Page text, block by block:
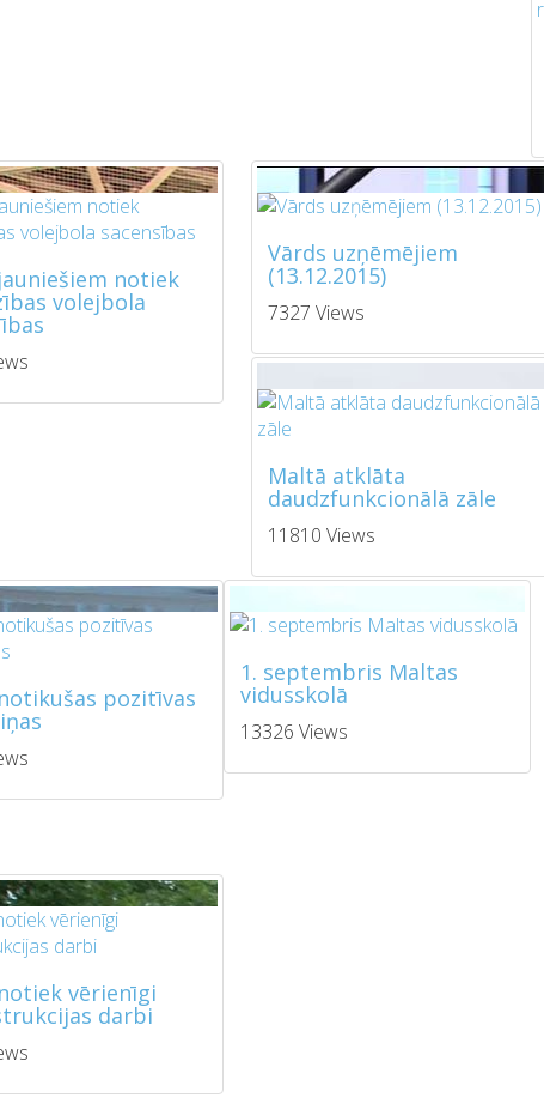
notiek
volejbola
Vārds uzņēmējiem
(13.12.2015)
7327 Views
Maltā atklāta
daudzfunkcionālā zāle
11810 Views
pozitīvas
1. septembris Maltas
vidusskolā
13326 Views
vērienīgi
darbi